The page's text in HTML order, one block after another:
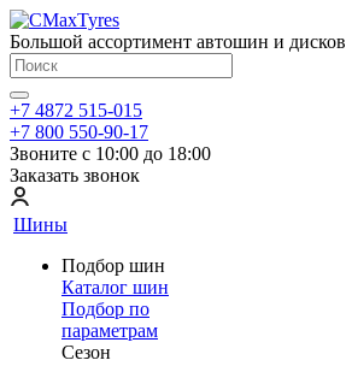
Большой ассортимент автошин и дисков
+7 4872 515-015
+7 800 550-90-17
Звоните с 10:00 до 18:00
Заказать звонок
Шины
Подбор шин
Каталог шин
Подбор по
параметрам
Сезон